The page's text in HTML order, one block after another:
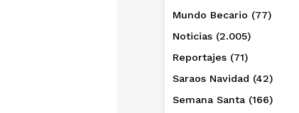
Mundo Becario (77)
Noticias (2.005)
Reportajes (71)
Saraos Navidad (42)
Semana Santa (166)